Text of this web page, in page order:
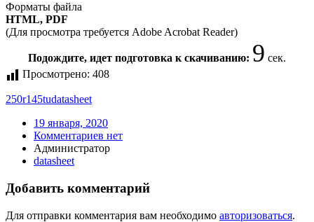
Форматы файла
HTML, PDF
(Для просмотра требуется Adobe Acrobat Reader)
Подождите, идет подготовка к скачиванию: 9 сек.
Просмотрено: 408
250r145tudatasheet
19 января, 2020
Комментариев нет
Администратор
datasheet
Добавить комментарий
Для отправки комментария вам необходимо авторизоваться.